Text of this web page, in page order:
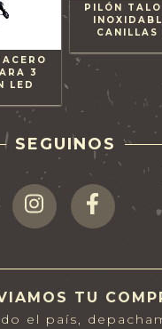
3
LED
PILÓN
CANILLAS
SEGUINOS
TU
el país,